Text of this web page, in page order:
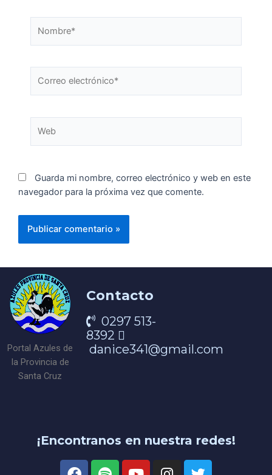
Guarda mi nombre, correo electrónico y web en este
navegador para la próxima vez que comente.
Portal Azules de
la Provincia de
Santa Cruz
Contacto
0297 513-
8392
danice341@gmail.com
¡Encontranos en nuestra redes!